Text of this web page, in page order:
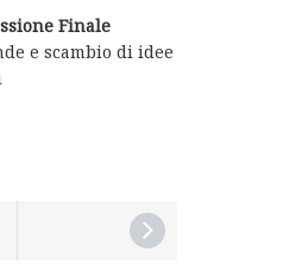
Finale
e scambio di idee